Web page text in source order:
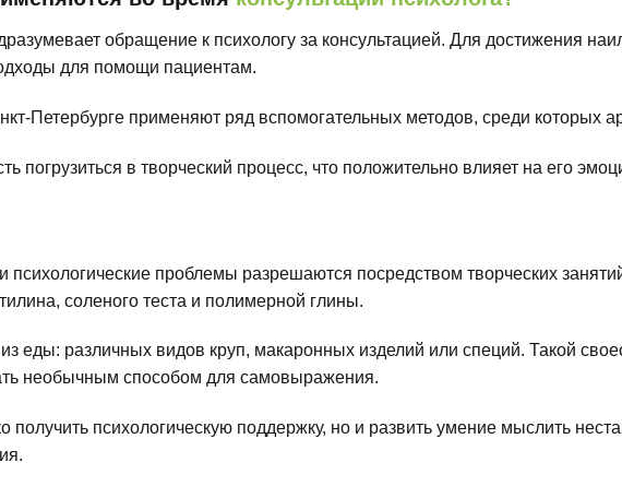
обращение к психологу за консультацией. Для достижения
для помощи пациентам.
Петербурге применяют ряд вспомогательных методов, среди которых
погрузиться в творческий процесс, что положительно влияет на его
психологические проблемы разрешаются посредством творческих
соленого теста и полимерной глины.
еды: различных видов круп, макаронных изделий или специй. Такой
необычным способом для самовыражения.
получить психологическую поддержку, но и развить умение мыслить